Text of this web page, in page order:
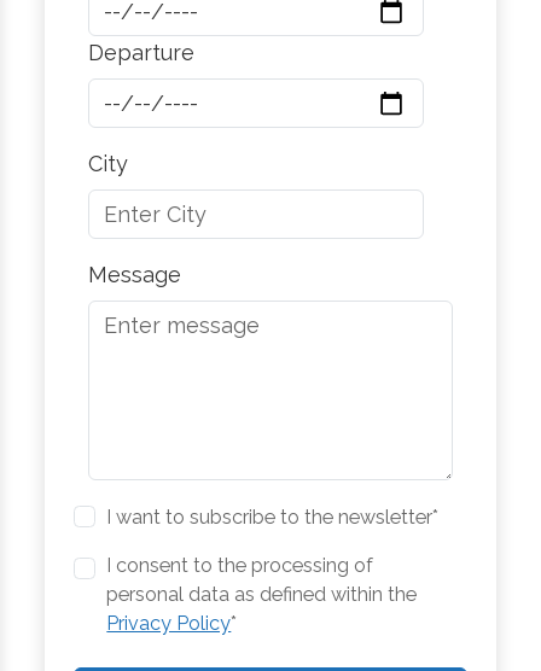
Departure
City
Message
I want to subscribe to the newsletter*
I consent to the processing of
personal data as defined within the
Privacy Policy*